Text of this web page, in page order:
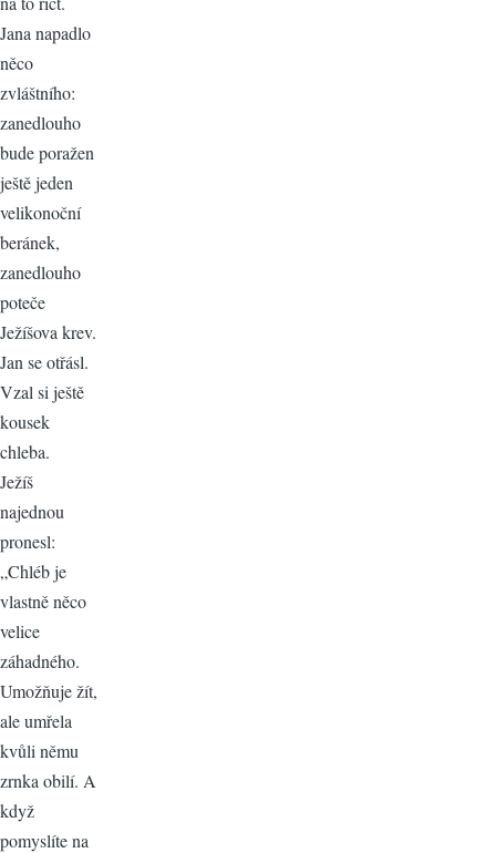
Jana napadlo
něco
zvláštního:
zanedlouho
bude poražen
ještě jeden
velikonoční
beránek,
zanedlouho
poteče
Ježíšova krev.
Jan se otřásl.
Vzal si ještě
kousek
chleba.
Ježíš
najednou
pronesl:
„Chléb je
vlastně něco
velice
záhadného.
Umožňuje žít,
ale umřela
kvůli němu
zrnka obilí. A
když
pomyslíte na